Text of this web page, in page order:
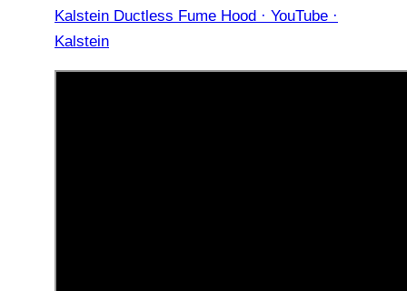
Kalstein Ductless Fume Hood · YouTube ·
Kalstein